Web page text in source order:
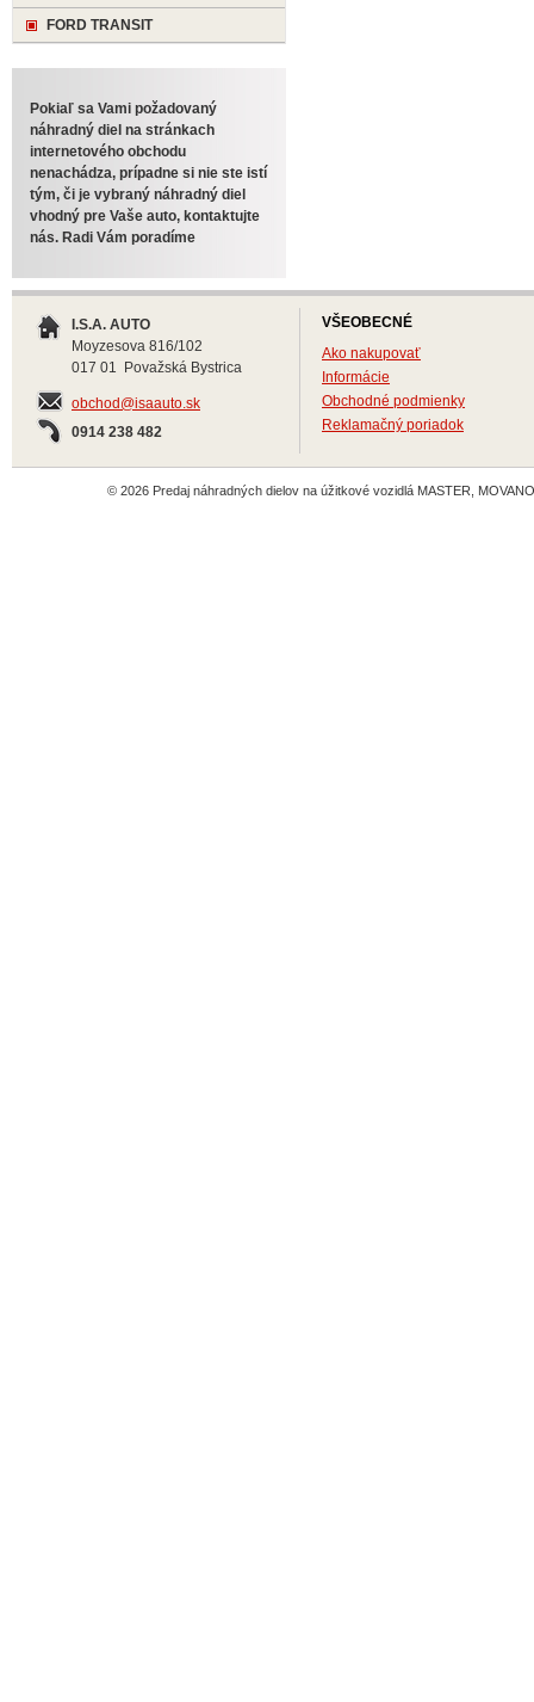
FORD TRANSIT
Pokiaľ sa Vami požadovaný
náhradný diel na stránkach
internetového obchodu
nenachádza, prípadne si nie ste istí
tým, či je vybraný náhradný diel
vhodný pre Vaše auto, kontaktujte
nás. Radi Vám poradíme
I.S.A. AUTO
Moyzesova 816/102
017 01 Považská Bystrica
obchod@isaauto.sk
0914 238 482
VŠEOBECNÉ
Ako nakupovať
Informácie
Obchodné podmienky
Reklamačný poriadok
© 2026 Predaj náhradných dielov na úžitkové vozidlá MASTER,